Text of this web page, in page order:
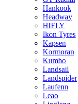
Hankook
Headway
HIFLY
Ikon Tyres
Kapsen
Kormoran
Kumho
Landsail
Landspider
Laufenn
Leao